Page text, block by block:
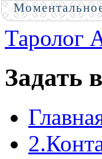
Таролог
Задать